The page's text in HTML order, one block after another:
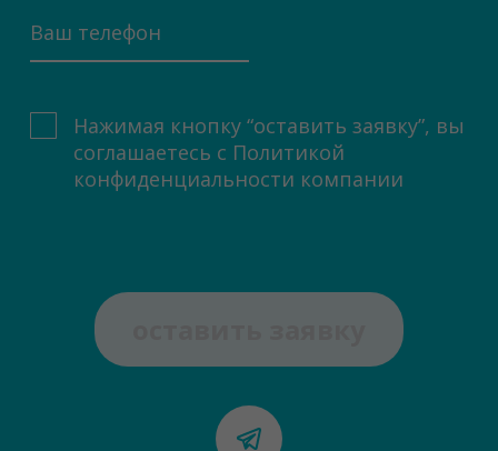
Нажимая кнопку “оставить заявку”, вы
соглашаетесь с Политикой
конфиденциальности компании